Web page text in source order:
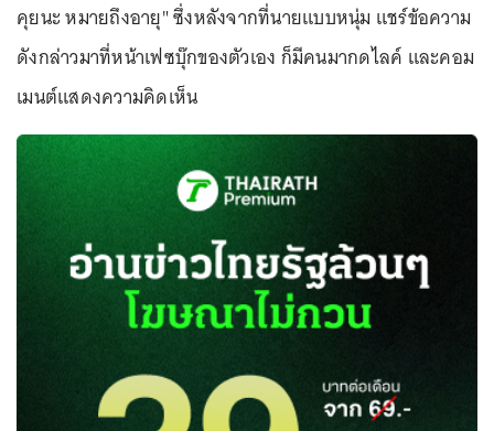
คุยนะ หมายถึงอายุ" ซึ่งหลังจากที่นายแบบหนุ่ม แชร์ข้อความ
ดังกล่าวมาที่หน้าเฟซบุ๊กของตัวเอง ก็มีคนมากดไลค์ และคอม
เมนต์แสดงความคิดเห็น